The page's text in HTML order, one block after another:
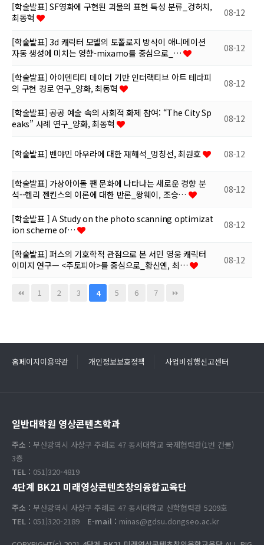
[학술발표] SF영화에 구현된 괴물의 표현 특성 분류_겅허치,
최동혁
08-12
[학술발표] 3d 캐릭터 모델의 토폴로지 방식이 애니메이션
자동 생성에 미치는 영향-mixamo를 중심으로_…
08-12
[학술발표] 아이덴티티 데이터 기반 인터랙티브 아트 테라피
의 구현 경로 연구_양화, 최동혁
08-12
[학술발표] 공공 예술 속의 사회적 화제 참여: “The City Sp
eaks” 사례 연구_양화, 최동혁
08-12
[학술발표] 벤야민 아우라에 대한 재해석_멍칭선, 최원호 08-12
[학술발표] 가상아이돌 팬 문화에 나타나는 새로운 경향 분
석--헨리 젠킨스의 이론에 대한 반론_왕웨이, 조승…
08-12
[학술발표 ] A Study on the photo scanning optimizat
ion scheme of…
08-12
[학술발표] 퍼스의 기호학적 관점으로 본 서민 영웅 캐릭터
이미지 연구— <주토피아>를 중심으로_황신옌, 최…
08-12
1 2 3 4 5 6 7
홈페이지이용약관 개인정보보호정책 사업비집행신고센터
일반대학원 영상콘텐츠학과
주소 : 부산광역시 사상구 주례로 47 동서대학교 국제협력관(1번 건물)
3층
TEL : 051)320-4819
4단계 BK21 미래영상콘텐츠창의융합교육단
주소 : 부산광역시 사상구 주례로 47 동서대학교 산학협력관 5209호
TEL : 051)320-2189 E-mail : minas@gdsu.dongseo.ac.kr